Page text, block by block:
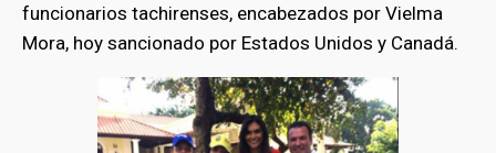
funcionarios tachirenses, encabezados por Vielma
Mora, hoy sancionado por Estados Unidos y Canadá.